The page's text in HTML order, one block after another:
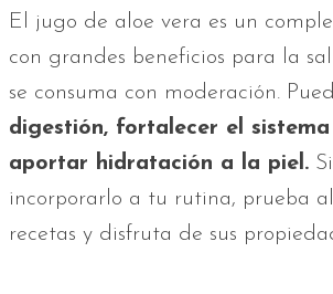
El jugo de aloe vera es un
con grandes beneficios para la
se consuma con moderación.
digestión, fortalecer el
aportar hidratación a la piel.
incorporarlo a tu rutina, prueba
recetas y disfruta de sus